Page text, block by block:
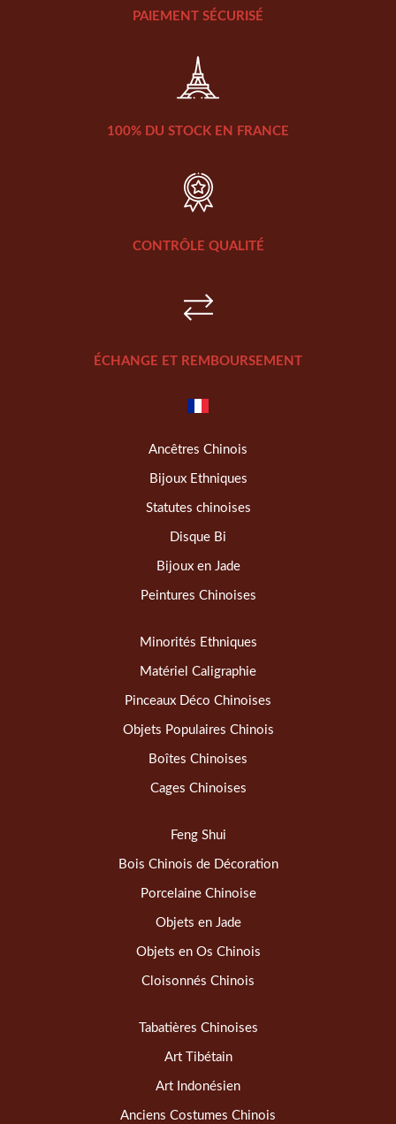
PAIEMENT SÉCURISÉ
100% DU STOCK EN FRANCE
CONTRÔLE QUALITÉ
ÉCHANGE ET REMBOURSEMENT
Ancêtres Chinois
Bijoux Ethniques
Statutes chinoises
Disque Bi
Bijoux en Jade
Peintures Chinoises
Minorités Ethniques
Matériel Caligraphie
Pinceaux Déco Chinoises
Objets Populaires Chinois
Boîtes Chinoises
Cages Chinoises
Feng Shui
Bois Chinois de Décoration
Porcelaine Chinoise
Objets en Jade
Objets en Os Chinois
Cloisonnés Chinois
Tabatières Chinoises
Art Tibétain
Art Indonésien
Anciens Costumes Chinois